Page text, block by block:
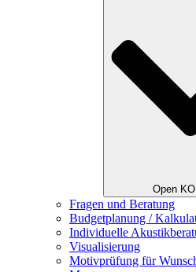
Open
Fragen und Beratung
Budgetplanung /
Individuelle
Visualisierung
Motivprüfung für